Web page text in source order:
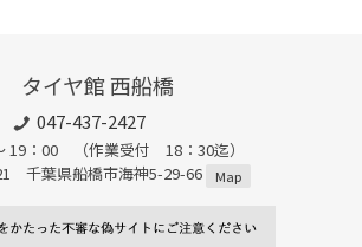
タイヤ館 西船橋
047-437-2427
19：00 （作業受付 18：30迄）
千葉県船橋市海神5-29-66
Map